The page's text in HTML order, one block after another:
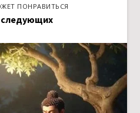
ПОНРАВИТЬСЯ
следующих